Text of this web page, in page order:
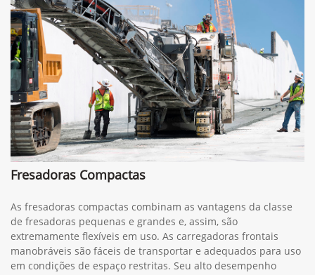
Fresadoras Compactas
As fresadoras compactas combinam as vantagens da classe
de fresadoras pequenas e grandes e, assim, são
extremamente flexíveis em uso. As carregadoras frontais
manobráveis são fáceis de transportar e adequados para uso
em condições de espaço restritas. Seu alto desempenho